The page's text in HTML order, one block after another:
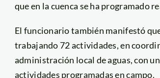
que en la cuenca se ha programado
El funcionario también manifestó
trabajando 72 actividades, en
administración local de aguas, con
actividades programadas en campo.